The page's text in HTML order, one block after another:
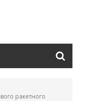
ракетного